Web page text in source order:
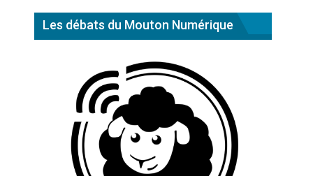
Les débats du Mouton Numérique